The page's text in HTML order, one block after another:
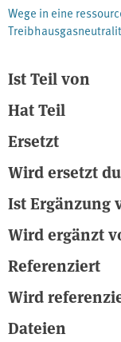
Wege in eine
Ist Teil von
Hat Teil
Ersetzt
Wird ersetzt
Ist Ergänzung
Wird ergänzt
Referenziert
Wird
Dateien